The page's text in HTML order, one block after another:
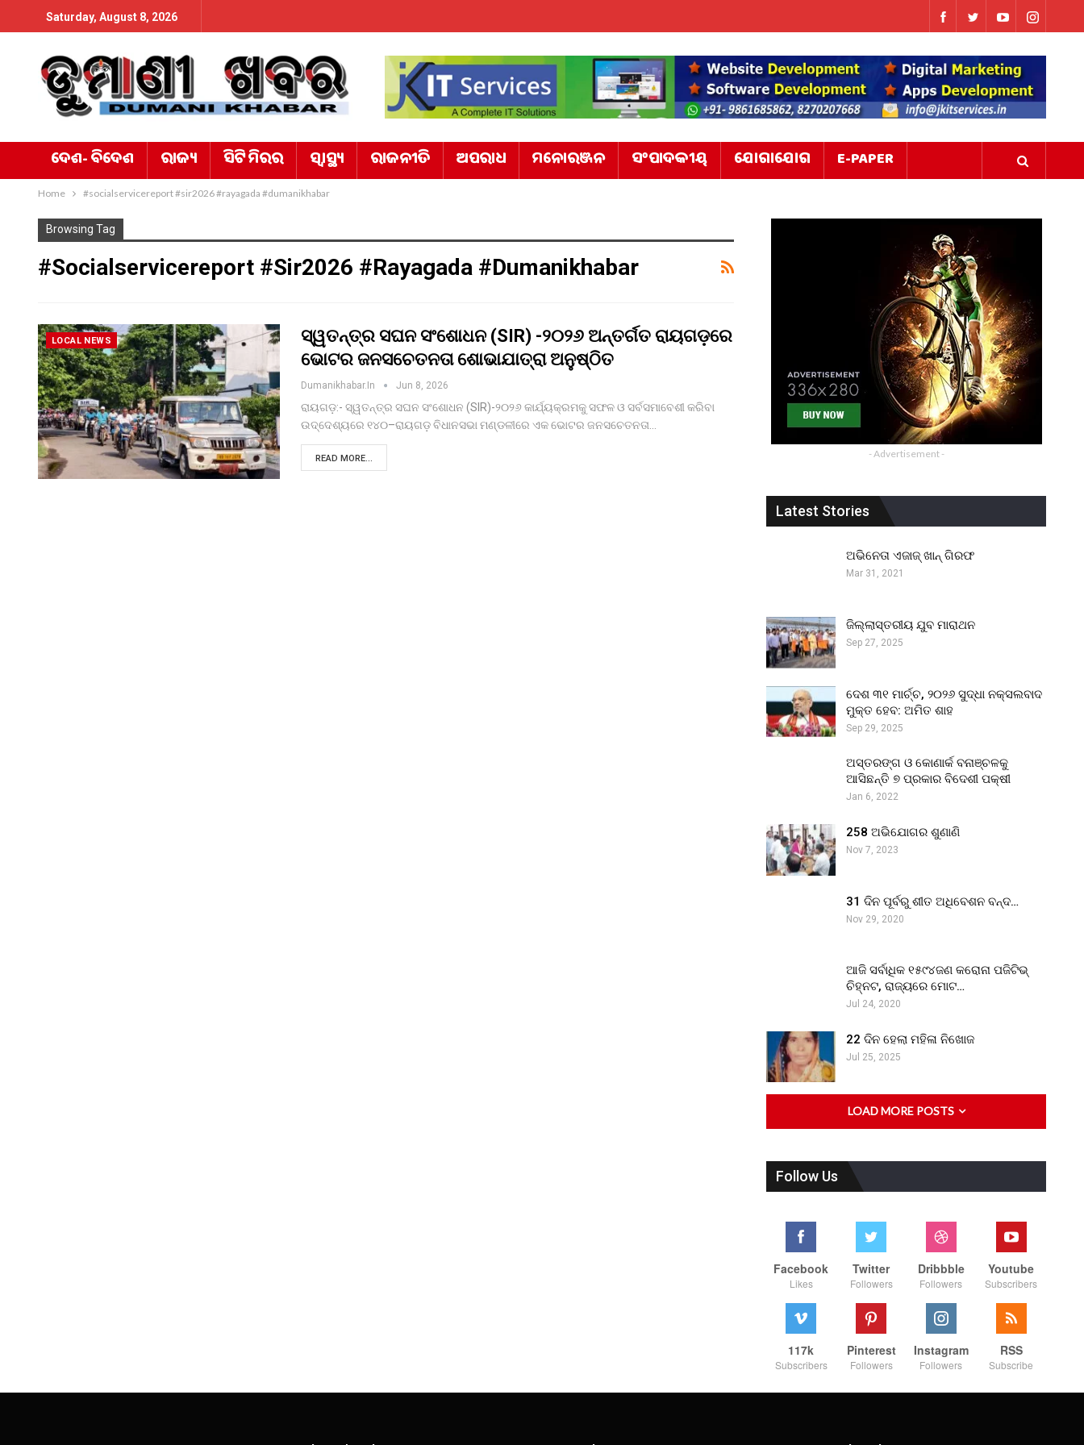
Saturday, August 8, 2026
ଦେଶ- ବିଦେଶ ରାଜ୍ୟ ସିଟି ମିରର ସ୍ୱାସ୍ଥ୍ୟ ରାଜନୀତି ଅପରାଧ ମନୋରଞ୍ଜନ ସଂପାଦକୀୟ ଯୋଗାଯୋଗ E-PAPER
Home #socialservicereport #sir2026 #rayagada #dumanikhabar
Browsing Tag
#socialservicereport #sir2026 #rayagada #dumanikhabar
LOCAL NEWS
ସ୍ୱତନ୍ତ୍ର ସଘନ ସଂଶୋଧନ (SIR) -୨୦୨୬ ଅନ୍ତର୍ଗତ ରାୟଗଡ଼ରେ
ଭୋଟର ଜନସଚେତନତା ଶୋଭାଯାତ୍ରା ଅନୁଷ୍ଠିତ
Dumanikhabar.in Jun 8, 2026
ରାୟଗଡ଼:- ସ୍ୱତନ୍ତ୍ର ସଘନ ସଂଶୋଧନ (SIR)-୨୦୨୬ କାର୍ଯ୍ୟକ୍ରମକୁ ସଫଳ ଓ ସର୍ବସମାବେଶୀ କରିବା
ଉଦ୍ଦେଶ୍ୟରେ ୧୪୦–ରାୟଗଡ଼ ବିଧାନସଭା ମଣ୍ଡଳୀରେ ଏକ ଭୋଟର ଜନସଚେତନତା…
READ MORE... - Advertisement -
Latest Stories
ଅଭିନେତା ଏଜାଜ୍ ଖାନ୍ ଗିରଫ
Mar 31, 2021
ଜିଲ୍ଲାସ୍ତରୀୟ ଯୁବ ମାରାଥନ
Sep 27, 2025
ଦେଶ ୩୧ ମାର୍ଚ୍ଚ, ୨୦୨୬ ସୁଦ୍ଧା ନକ୍ସଲବାଦ
ମୁକ୍ତ ହେବ: ଅମିତ ଶାହ
Sep 29, 2025
ଅସ୍ତରଙ୍ଗ ଓ କୋଣାର୍କ ବନାଞ୍ଚଳକୁ
ଆସିଛନ୍ତି ୭ ପ୍ରକାର ବିଦେଶୀ ପକ୍ଷୀ
Jan 6, 2022
258 ଅଭିଯୋଗର ଶୁଣାଣି
Nov 7, 2023
31 ଦିନ ପୂର୍ବରୁ ଶୀତ ଅଧିବେଶନ ବନ୍ଦ…
Nov 29, 2020
ଆଜି ସର୍ବାଧିକ ୧୫୯୪ଜଣ କରୋନା ପଜିଟିଭ୍
ଚିହ୍ନଟ, ରାଜ୍ୟରେ ମୋଟ…
Jul 24, 2020
22 ଦିନ ହେଲା ମହିଳା ନିଖୋଜ
Jul 25, 2025
LOAD MORE POSTS
Follow Us
Facebook
Likes
Twitter
Followers
Dribbble
Followers
Youtube
Subscribers
117k
Subscribers
Pinterest
Followers
Instagram
Followers
RSS
Subscribe